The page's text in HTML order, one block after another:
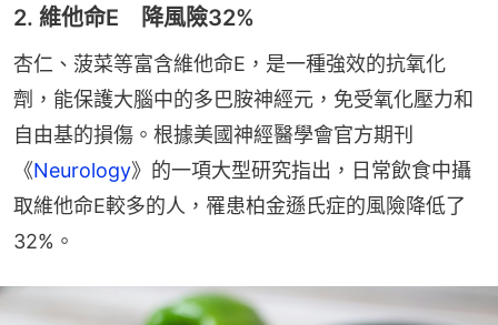
2. 維他命E 降風險32%
杏仁、菠菜等富含維他命E，是一種強效的抗氧化
劑，能保護大腦中的多巴胺神經元，免受氧化壓力和
自由基的損傷。根據美國神經醫學會官方期刊
《Neurology》的一項大型研究指出，日常飲食中攝
取維他命E較多的人，罹患柏金遜氏症的風險降低了
32%。